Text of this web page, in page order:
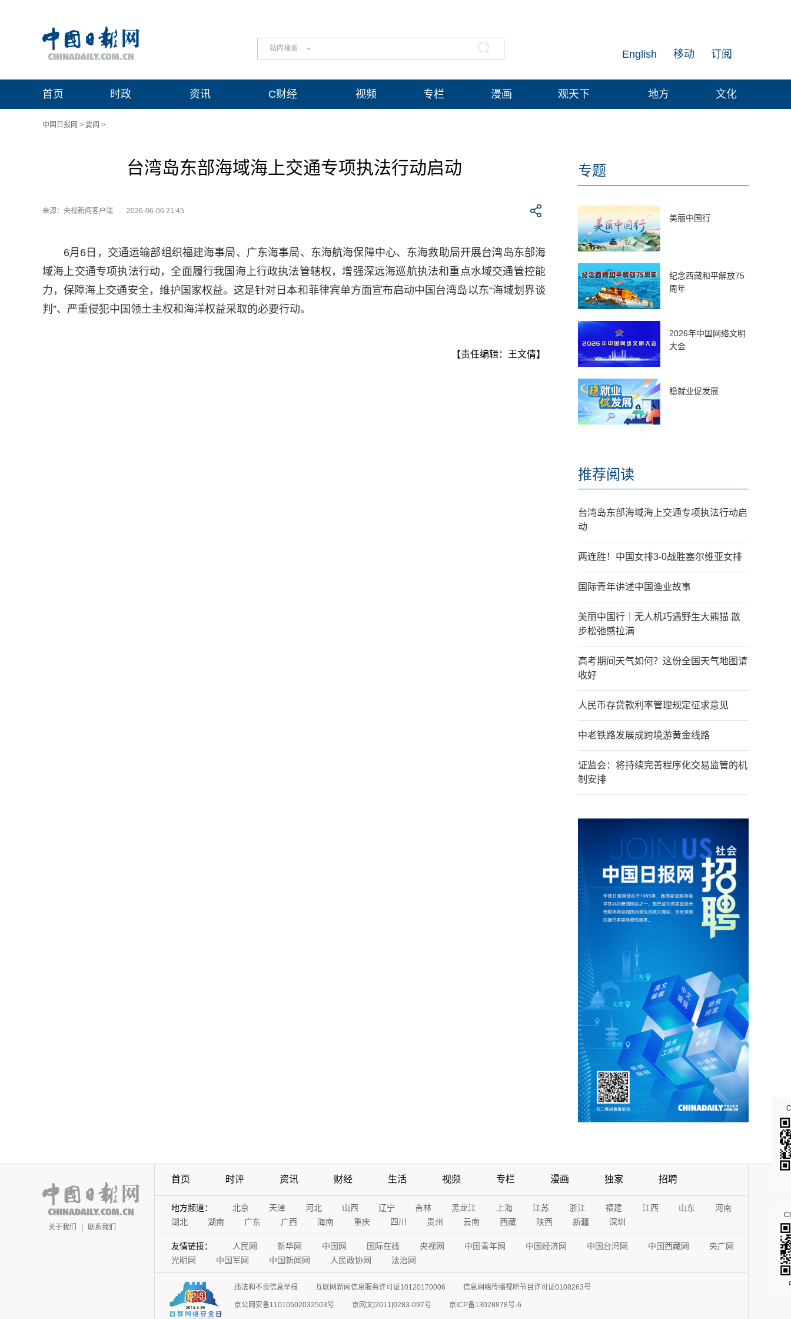
站内搜索 订阅
移动
English
首页 时政 资讯 C财经 视频 专栏 漫画 观天下 地方 文化
中国日报网 > 要闻 >
台湾岛东部海域海上交通专项执法行动启动
来源：央视新闻客户端 2026-06-06 21:45
6月6日，交通运输部组织福建海事局、广东海事局、东海航海保障中心、东海救助局开展台湾岛东部海
域海上交通专项执法行动，全面履行我国海上行政执法管辖权，增强深远海巡航执法和重点水域交通管控能
力，保障海上交通安全，维护国家权益。这是针对日本和菲律宾单方面宣布启动中国台湾岛以东“海域划界谈
判”、严重侵犯中国领土主权和海洋权益采取的必要行动。
【责任编辑：王文倩】
专题
美丽中国行
纪念西藏和平解放75
周年
2026年中国网络文明
大会
稳就业促发展
推荐阅读
台湾岛东部海域海上交通专项执法行动启
动
两连胜！中国女排3-0战胜塞尔维亚女排
国际青年讲述中国渔业故事
美丽中国行｜无人机巧遇野生大熊猫 散
步松弛感拉满
高考期间天气如何？这份全国天气地图请
收好
人民币存贷款利率管理规定征求意见
中老铁路发展成跨境游黄金线路
证监会：将持续完善程序化交易监管的机
制安排
关于我们 | 联系我们
首页 时评 资讯 财经 生活 视频 专栏 漫画 独家 招聘
地方频道： 北京 天津 河北 山西 辽宁 吉林 黑龙江 上海 江苏 浙江 福建 江西 山东
河南
湖北
湖南 广东 广西 海南 重庆 四川 贵州 云南 西藏 陕西 新疆 深圳
友情链接： 人民网 新华网 中国网 国际在线 央视网 中国青年网 中国经济网 中国台湾网 中国西藏网
央广网
光明网
中国军网 中国新闻网 人民政协网 法治网
违法和不良信息举报 互联网新闻信息服务许可证10120170006 信息网络传播视听节目许可证0108263号
京公网安备11010502032503号 京网文[2011]0283-097号 京ICP备13028878号-6